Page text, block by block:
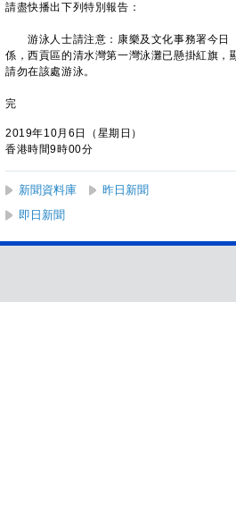
請盡快播出下列特別報告：
游泳人士請注意：康樂及文化事務署今日
係，西貢區的清水灣第一灣泳灘已懸掛紅旗，
請勿在該處游泳。
完
2019年10月6日（星期日）
香港時間9時00分
新聞資料庫 昨日新聞
即日新聞